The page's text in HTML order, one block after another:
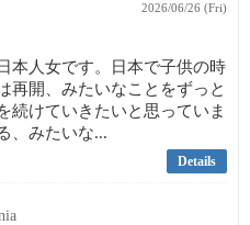
2026/06/26 (Fri)
本人女です。日本で子供の時
再開、みたいなことをずっと
続けていきたいと思っていま
、みたいな...
Details